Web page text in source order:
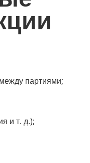
партиями;
и т. д.);